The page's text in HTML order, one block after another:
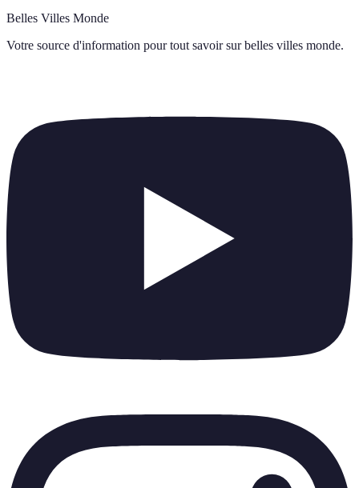
Belles Villes Monde
Votre source d'information pour tout savoir sur belles villes monde.